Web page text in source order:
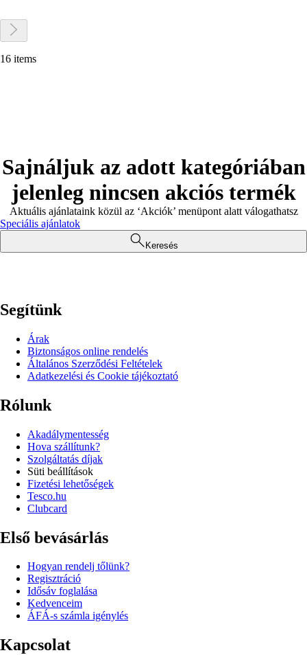
16 items
Sajnáljuk az adott kategóriában
jelenleg nincsen akciós termék
Aktuális ajánlataink közül az ‘Akciók’ menüpont alatt válogathatsz
Speciális ajánlatok
Keresés
Segítünk
Árak
Biztonságos online rendelés
Általános Szerződési Feltételek
Adatkezelési és Cookie tájékoztató
Rólunk
Akadálymentesség
Hova szállítunk?
Szolgáltatás díjak
Süti beállítások
Fizetési lehetőségek
Tesco.hu
Clubcard
Első bevásárlás
Hogyan rendelj tőlünk?
Regisztráció
Idősáv foglalása
Kedvenceim
ÁFÁ-s számla igénylés
Kapcsolat